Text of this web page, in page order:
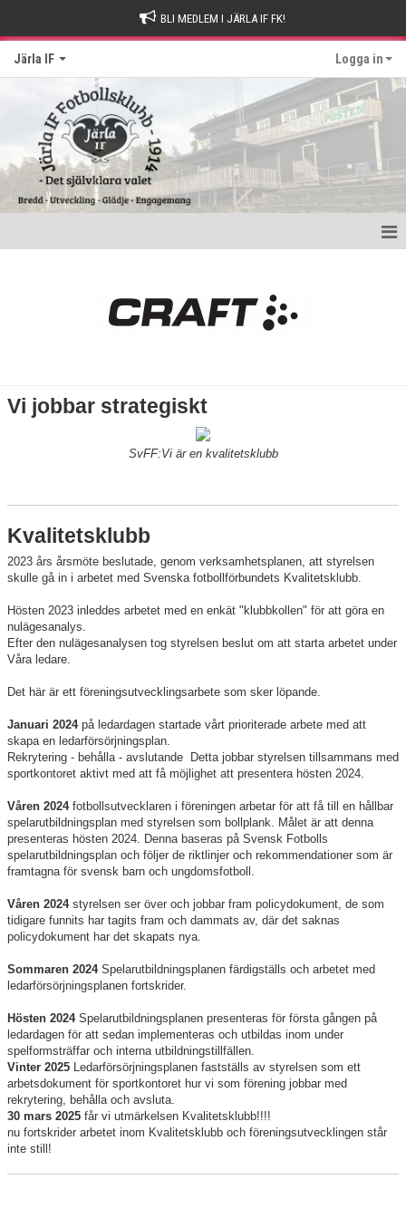
BLI MEDLEM I JÄRLA IF FK!
Järla IF Logga in
Nyheter
Vårdnadshavare
Sponsorer
Utbildningar
Stipendier
Styrelse och Årsmöte
Kalender
Kvalitetsklubb
Vår förening
Våra spelare
Våra resurser
Våra ledare
Vi jobbar strategiskt
SvFF:Vi är en kvalitetsklubb
Kvalitetsklubb
2023 års årsmöte beslutade, genom verksamhetsplanen, att styrelsen
skulle gå in i arbetet med Svenska fotbollförbundets Kvalitetsklubb.
Hösten 2023 inleddes arbetet med en enkät "klubbkollen" för att göra en
nulägesanalys.
Efter den nulägesanalysen tog styrelsen beslut om att starta arbetet under
Våra ledare.
Det här är ett föreningsutvecklingsarbete som sker löpande.
Januari 2024på ledardagen startade vårt prioriterade arbete med att
skapa en ledarförsörjningsplan.
Rekrytering - behålla - avslutande Detta jobbar styrelsen tillsammans med
sportkontoret aktivt med att få möjlighet att presentera hösten 2024.
Våren 2024fotbollsutvecklaren i föreningen arbetar för att få till en hållbar
spelarutbildningsplan med styrelsen som bollplank. Målet är att denna
presenteras hösten 2024. Denna baseras på Svensk Fotbolls
spelarutbildningsplan och följer de riktlinjer och rekommendationer som är
framtagna för svensk barn och ungdomsfotboll.
Våren 2024 styrelsen ser över och jobbar fram policydokument, de som
tidigare funnits har tagits fram och dammats av, där det saknas
policydokument har det skapats nya.
Sommaren 2024Spelarutbildningsplanen färdigställs och arbetet med
ledarförsörjningsplanen fortskrider.
Hösten 2024 Spelarutbildningsplanen presenteras för första gången på
ledardagen för att sedan implementeras och utbildas inom under
spelformsträffar och interna utbildningstillfällen.
Vinter 2025 Ledarförsörjningsplanen fastställs av styrelsen som ett
arbetsdokument för sportkontoret hur vi som förening jobbar med
rekrytering, behålla och avsluta.
30 mars 2025 får vi utmärkelsen Kvalitetsklubb!!!!
nu fortskrider arbetet inom Kvalitetsklubb och föreningsutvecklingen står
inte still!